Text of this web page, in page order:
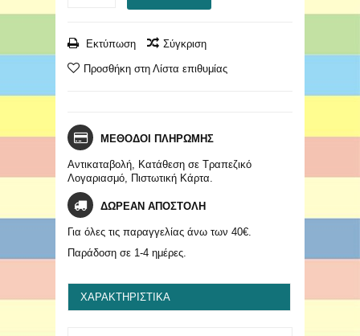
Εκτύπωση Σύγκριση
Προσθήκη στη Λίστα επιθυμίας
ΜΕΘΟΔΟΙ ΠΛΗΡΩΜΗΣ
Αντικαταβολή, Κατάθεση σε Τραπεζικό
Λογαριασμό, Πιστωτική Κάρτα.
ΔΩΡΕΑΝ ΑΠΟΣΤΟΛΗ
Για όλες τις παραγγελίας άνω των 40€.
Παράδοση σε 1-4 ημέρες.
ΧΑΡΑΚΤΗΡΙΣΤΙΚΆ